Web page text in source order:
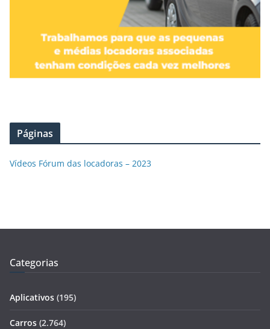
Páginas
Vídeos Fórum das locadoras – 2023
Categorias
Aplicativos (195)
Carros (2.764)